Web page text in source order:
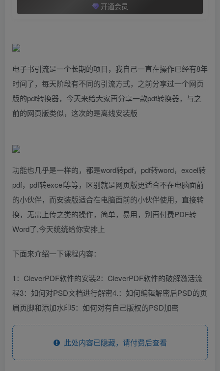
开通会员
电子书引流是一个长期的项目，我自己一直在操作已经有8年
时间了，每天阶段有不同的引流方式，之前分享过一个网页
版的pdf转换器，今天来给大家再分享一款pdf转换器，与之
前的网页版类似，这次的是离线安装版
功能也几乎是一样的，都是word转pdf，pdf转word，excel转
pdf，pdf转excel等等，区别就是网页版更适合不在电脑面前
的小伙伴，而安装版适合在电脑面前的小伙伴使用，直接转
换，无需上传之类的操作，简单，易用，别再付费PDF转
Word了,今天统统给你安排上
下面来介绍一下课程内容：
1：CleverPDF软件的安装2：CleverPDF软件的破解激活流
程3：如何对PSD文档进行解密4.：如何编辑解密后PSD的页
眉页脚和添加水印5：如何对有自己版权的PSD加密
此处内容已隐藏，请付费后查看